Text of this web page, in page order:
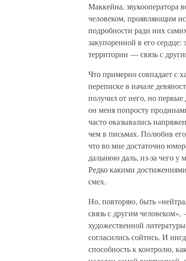
Маккейна, звукооператора
человеком, проявляющим
подробности ради них
закупоренной в его
территории — связь с
Что примерно совпадает с
переписке в начале
получил от него, но первые
он меня попросту
часто оказывались
чем в письмах. Полюбив его
что во мне достаточно
дальнюю даль, из-за чего у
Редко какими
смех.
Но, повторяю, быть
связь с другим
художественной
согласились сойтись. И
способность к контролю,